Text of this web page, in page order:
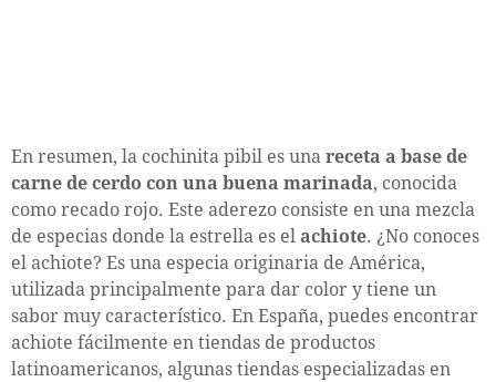
En resumen, la cochinita pibil es una receta a base de
carne de cerdo con una buena marinada, conocida
como recado rojo. Este aderezo consiste en una mezcla
de especias donde la estrella es el achiote. ¿No conoces
el achiote? Es una especia originaria de América,
utilizada principalmente para dar color y tiene un
sabor muy característico. En España, puedes encontrar
achiote fácilmente en tiendas de productos
latinoamericanos, algunas tiendas especializadas en